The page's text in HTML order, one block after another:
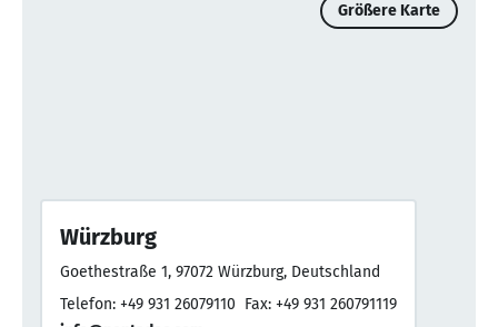
Größere Karte
Würzburg
Goethestraße 1, 97072 Würzburg, Deutschland
Telefon: +49 931 26079110 Fax: +49 931 260791119